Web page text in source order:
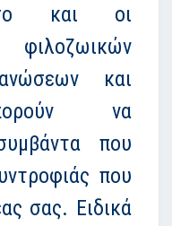
και οι
και
να
που
που
σας. Ειδικά